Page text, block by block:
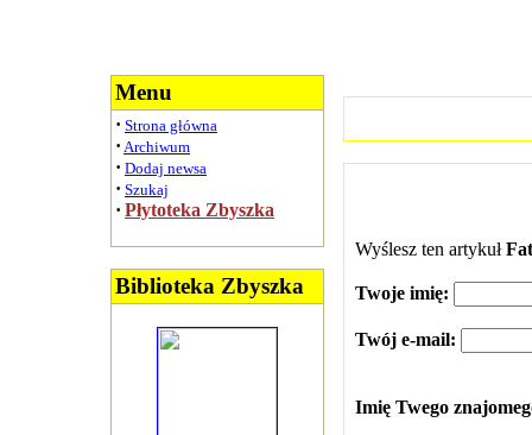
Menu
· Strona główna
· Archiwum
· Dodaj newsa
· Szukaj
· Płytoteka Zbyszka
Biblioteka Zbyszka
Wyślesz ten artykuł
Twoje imię:
Twój e-mail:
Imię Twego